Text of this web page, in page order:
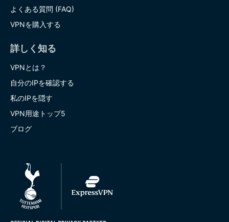
よくある質問 (FAQ)
VPNを購入する
詳しく知る
VPNとは？
自分のIPを確認する
私のIPを隠す
VPN用途トップ5
ブログ